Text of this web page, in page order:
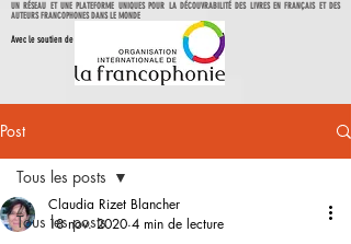
UN RÉSEAU ET UNE PLATEFORME UNIQUES POUR LA DÉCOUVRABILITÉ DES LIVRES EN FRANÇAIS ET DES
AUTEURS FRANCOPHONES DANS LE MONDE
Avec le soutien de
Post
Tous les posts
Tous les posts
Claudia Rizet Blancher
18 nov. 2020 4 min de lecture